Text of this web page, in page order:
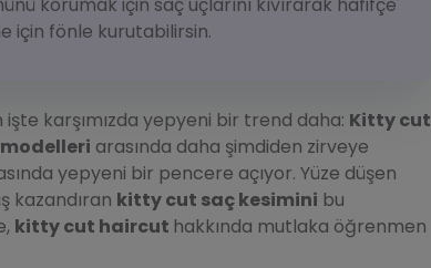
korumak için saç uçlarını kıvırarak hafifçe
için fönle kurutabilirsin.
işte karşımızda yepyeni bir trend daha: Kitty cut
arasında daha şimdiden zirveye
yepyeni bir pencere açıyor. Yüze düşen
kazandıran kitty cut saç kesimini bu
kitty cut haircut hakkında mutlaka öğrenmen